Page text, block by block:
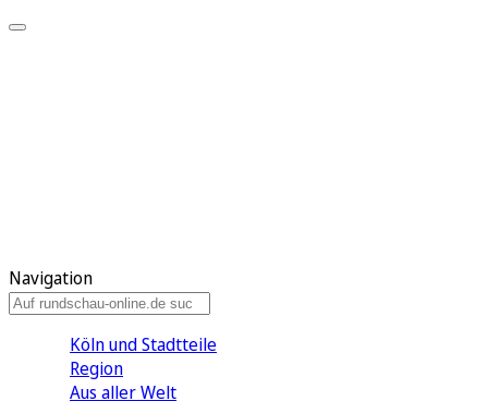
Navigation
Köln und Stadtteile
Region
Aus aller Welt